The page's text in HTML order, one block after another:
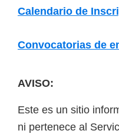
Calendario de
Convocatorias de
AVISO:
Este es un sitio
ni pertenece al